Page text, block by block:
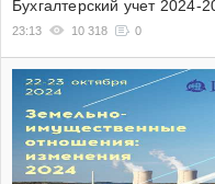
Бухгалтерский учет 2024-
23:13 10 318 0